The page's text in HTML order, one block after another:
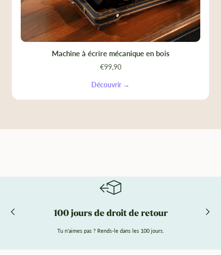
Machine à écrire mécanique en bois
€99,90
Découvrir →
100 jours de droit de retour
Tu n'aimes pas ? Rends-le dans les 100 jours.